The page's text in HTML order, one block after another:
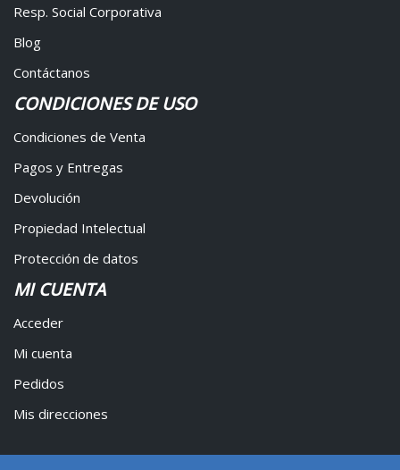
Resp. Social Corporativa
Blog
Contáctanos
CONDICIONES DE USO
Condiciones de Venta
Pagos y Entregas
Devolución
Propiedad Intelectual
Protección de datos
MI CUENTA
Acceder
Mi cuenta
Pedidos
Mis direcciones